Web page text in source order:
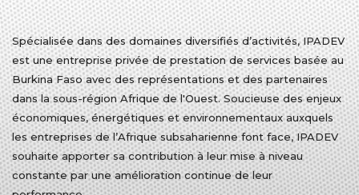
Spécialisée dans des domaines diversifiés d’activités, IPADEV
est une entreprise privée de prestation de services basée au
Burkina Faso avec des représentations et des partenaires
dans la sous-région Afrique de l'Ouest. Soucieuse des enjeux
économiques, énergétiques et environnementaux auxquels
les entreprises de l’Afrique subsaharienne font face, IPADEV
souhaite apporter sa contribution à leur mise à niveau
constante par une amélioration continue de leur